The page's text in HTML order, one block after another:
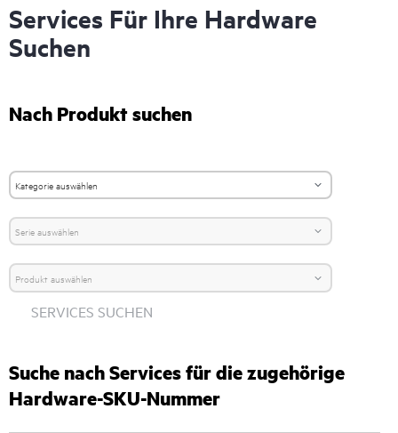
Services Für Ihre Hardware
Suchen
Nach Produkt suchen
SERVICES SUCHEN
Suche nach Services für die zugehörige
Hardware-SKU-Nummer